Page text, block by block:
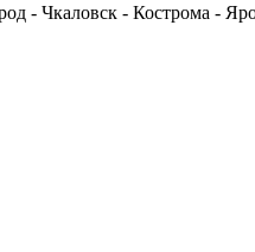
- Чкаловск - Кострома -